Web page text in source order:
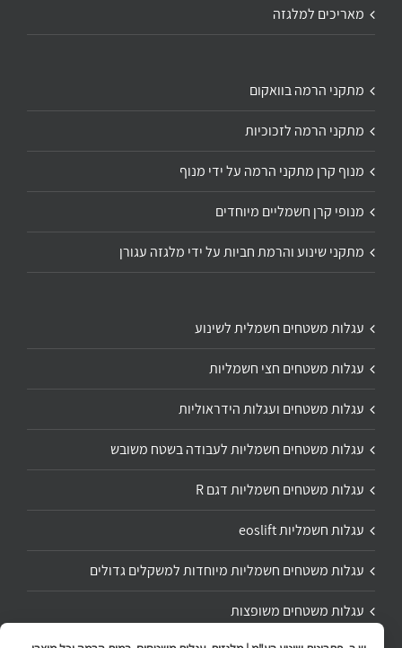
מאריכים למלגזה
מתקני הרמה בוואקום
מתקני הרמה לזכוכיות
מנוף קרן מתקני הרמה על ידי מנוף
מנופי קרן חשמליים מיוחדים
מתקני שינוע והרמת חביות על ידי מלגזה עגורן
עגלות משטחים חשמלית לשינוע
עגלות משטחים חצי חשמליות
עגלות משטחים ועגלות הידראוליות
עגלות משטחים חשמליות לעבודה בשטח משובש
עגלות משטחים חשמליות דגם R
עגלות חשמליות eoslift
עגלות משטחים חשמליות מיוחדות למשקלים גדולים
עגלות משטחים משופצות